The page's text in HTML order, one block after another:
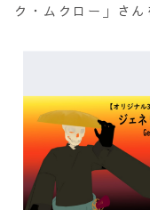
ク・ムクロー」さん